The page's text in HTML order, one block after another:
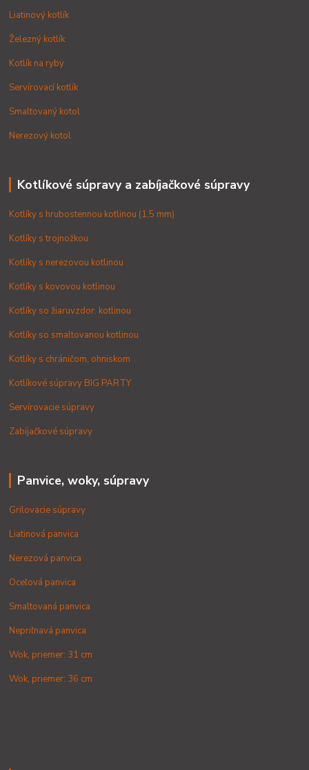
Liatinový kotlík
Železný kotlík
Kotlík na ryby
Servírovací kotlík
Smaltovaný kotol
Nerezový kotol
Kotlíkové súpravy a zabíjačkové súpravy
Kotlíky s hrubostennou kotlinou (1,5 mm)
Kotlíky s trojnožkou
Kotlíky s nerezovou kotlinou
Kotlíky s kovovou kotlinou
Kotlíky so žiaruvzdor. kotlinou
Kotlíky so smaltovanou kotlinou
Kotlíky s chráničom, ohniskom
Kotlíkové súpravy BIG PARTY
Servírovacie súpravy
Zabíjačkové súpravy
Panvice, woky, súpravy
Grilovacie súpravy
Liatinová panvica
Nerezová panvica
Oceľová panvica
Smaltovaná panvica
Nepriľnavá panvica
Wok, priemer: 31 cm
Wok, priemer: 36 cm